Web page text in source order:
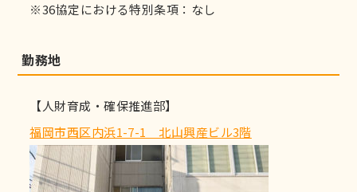
※36協定における特別条項：なし
勤務地
【人財育成・確保推進部】
福岡市西区内浜1-7-1 北山興産ビル3階